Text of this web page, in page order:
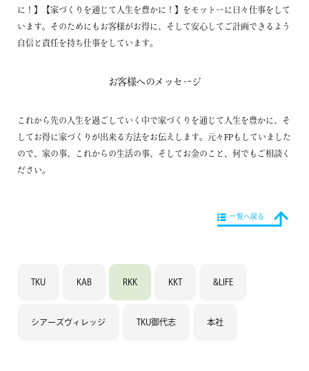
に！】【家づくりを通じて人生を豊かに！】をモットーに日々仕事をして
います。そのためにもお客様がお得に、そして安心してご計画できるよう
自信と責任を持ち仕事をしています。
お客様へのメッセージ
これから先の人生を過ごしていく中で家づくりを通じて人生を豊かに、そ
してお得に家づくりが出来る方法をお伝えします。元々FPもしていました
ので、家の事、これからの生活の事、そしてお金のこと、何でもご相談く
ださい。
一覧へ戻る
TKU KAB RKK KKT &LIFE
シアーズヴィレッジ TKU御代志 本社